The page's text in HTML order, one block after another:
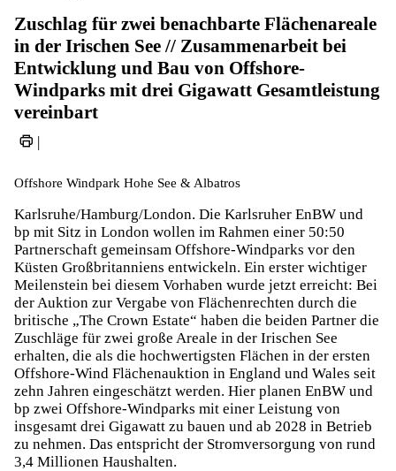
Zuschlag für zwei benachbarte Flächenareale
in der Irischen See // Zusammenarbeit bei
Entwicklung und Bau von Offshore-
Windparks mit drei Gigawatt Gesamtleistung
vereinbart
|
Offshore Windpark Hohe See & Albatros
Karlsruhe/Hamburg/London. Die Karlsruher EnBW und
bp mit Sitz in London wollen im Rahmen einer 50:50
Partnerschaft gemeinsam Offshore-Windparks vor den
Küsten Großbritanniens entwickeln. Ein erster wichtiger
Meilenstein bei diesem Vorhaben wurde jetzt erreicht: Bei
der Auktion zur Vergabe von Flächenrechten durch die
britische „The Crown Estate“ haben die beiden Partner die
Zuschläge für zwei große Areale in der Irischen See
erhalten, die als die hochwertigsten Flächen in der ersten
Offshore-Wind Flächenauktion in England und Wales seit
zehn Jahren eingeschätzt werden. Hier planen EnBW und
bp zwei Offshore-Windparks mit einer Leistung von
insgesamt drei Gigawatt zu bauen und ab 2028 in Betrieb
zu nehmen. Das entspricht der Stromversorgung von rund
3,4 Millionen Haushalten.